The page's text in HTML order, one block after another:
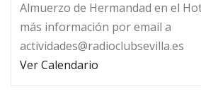
Almuerzo de Hermandad en el
más información por email a
actividades@radioclubsevilla.es
Ver Calendario